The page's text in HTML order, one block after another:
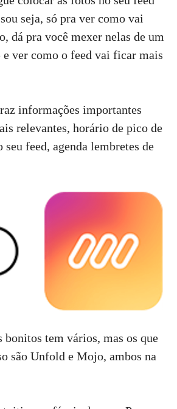
seja, só pra ver como vai
dá pra você mexer nelas de um
e ver como o feed vai ficar mais
informações importantes
relevantes, horário de pico de
seu feed, agenda lembretes de
bonitos tem vários, mas os que
são Unfold e Mojo, ambos na